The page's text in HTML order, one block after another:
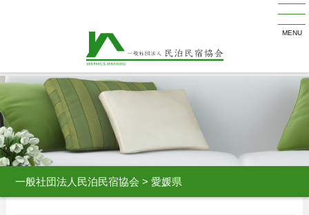
MENU
一般社団法人民泊民宿協会 >愛媛県